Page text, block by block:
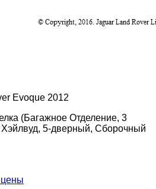
Evoque 2012
(Багажное Отделение, 3
5-дверный, Сборочный
цены